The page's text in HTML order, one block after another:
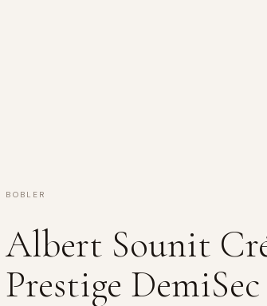
BOBLER
Albert Sounit
Prestige DemiSec